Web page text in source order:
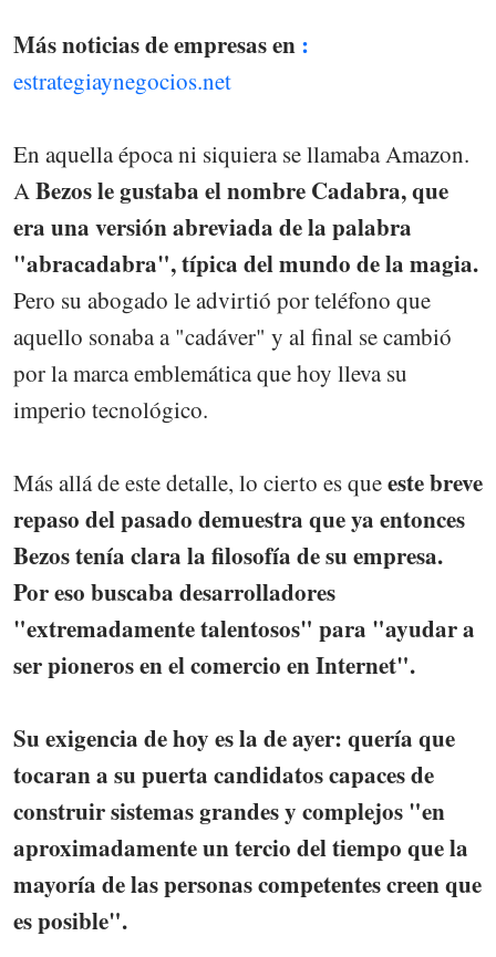
Más noticias de empresas en :
estrategiaynegocios.net
En aquella época ni siquiera se llamaba Amazon.
ABezos le gustaba el nombre Cadabra, que
era una versión abreviada de la palabra
"abracadabra", típica del mundo de la magia.
Pero su abogado le advirtió por teléfono que
aquello sonaba a "cadáver" y al final se cambió
por la marca emblemática que hoy lleva su
imperio tecnológico.
Más allá de este detalle, lo cierto es queeste breve
repaso del pasado demuestra que ya entonces
Bezos tenía clara la filosofía de su empresa.
Por eso buscaba desarrolladores
"extremadamente talentosos" para "ayudar a
ser pioneros en el comercio en Internet".
Su exigencia de hoy es la de ayer: quería que
tocaran a su puerta candidatos capaces de
construir sistemas grandes y complejos "en
aproximadamente un tercio del tiempo que la
mayoría de las personas competentes creen que
es posible".